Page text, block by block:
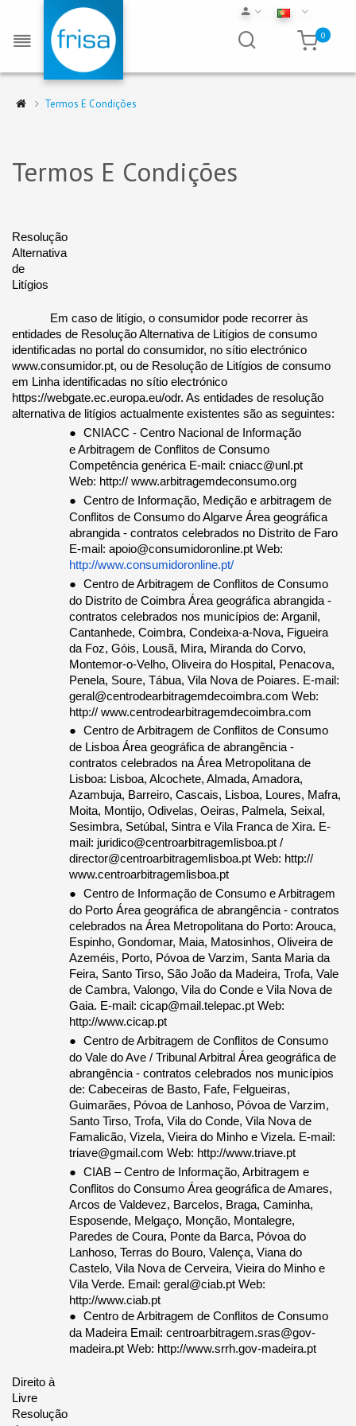
0
Termos E Condições
Termos E Condições
Resolução
Alternativa
de
Litígios
Em caso de litígio, o consumidor pode recorrer às
entidades de Resolução Alternativa de Litígios de consumo
identificadas no portal do consumidor, no sítio electrónico
www.consumidor.pt, ou de Resolução de Litígios de consumo
em Linha identificadas no sítio electrónico
https://webgate.ec.europa.eu/odr. As entidades de resolução
alternativa de litígios actualmente existentes são as seguintes:
● CNIACC - Centro Nacional de Informação
e Arbitragem de Conflitos de Consumo
Competência genérica E-mail: cniacc@unl.pt
Web: http:// www.arbitragemdeconsumo.org
● Centro de Informação, Medição e arbitragem de
Conflitos de Consumo do Algarve Área geográfica
abrangida - contratos celebrados no Distrito de Faro
http://www.consumidoronline.pt/
● Centro de Arbitragem de Conflitos de Consumo
do Distrito de Coimbra Área geográfica abrangida -
contratos celebrados nos municípios de: Arganil,
Cantanhede, Coimbra, Condeixa-a-Nova, Figueira
da Foz, Góis, Lousã, Mira, Miranda do Corvo,
Montemor-o-Velho, Oliveira do Hospital, Penacova,
Penela, Soure, Tábua, Vila Nova de Poiares. E-mail:
geral@centrodearbitragemdecoimbra.com Web:
http:// www.centrodearbitragemdecoimbra.com
● Centro de Arbitragem de Conflitos de Consumo
de Lisboa Área geográfica de abrangência -
contratos celebrados na Área Metropolitana de
Lisboa: Lisboa, Alcochete, Almada, Amadora,
Azambuja, Barreiro, Cascais, Lisboa, Loures, Mafra,
Moita, Montijo, Odivelas, Oeiras, Palmela, Seixal,
Sesimbra, Setúbal, Sintra e Vila Franca de Xira. E-
mail: juridico@centroarbitragemlisboa.pt /
director@centroarbitragemlisboa.pt Web: http://
www.centroarbitragemlisboa.pt
● Centro de Informação de Consumo e Arbitragem
do Porto Área geográfica de abrangência - contratos
celebrados na Área Metropolitana do Porto: Arouca,
Espinho, Gondomar, Maia, Matosinhos, Oliveira de
Azeméis, Porto, Póvoa de Varzim, Santa Maria da
Feira, Santo Tirso, São João da Madeira, Trofa, Vale
de Cambra, Valongo, Vila do Conde e Vila Nova de
Gaia. E-mail: cicap@mail.telepac.pt Web:
http://www.cicap.pt
● Centro de Arbitragem de Conflitos de Consumo
do Vale do Ave / Tribunal Arbitral Área geográfica de
abrangência - contratos celebrados nos municípios
de: Cabeceiras de Basto, Fafe, Felgueiras,
Guimarães, Póvoa de Lanhoso, Póvoa de Varzim,
Santo Tirso, Trofa, Vila do Conde, Vila Nova de
Famalicão, Vizela, Vieira do Minho e Vizela. E-mail:
triave@gmail.com Web: http://www.triave.pt
● CIAB – Centro de Informação, Arbitragem e
Conflitos do Consumo Área geográfica de Amares,
Arcos de Valdevez, Barcelos, Braga, Caminha,
Esposende, Melgaço, Monção, Montalegre,
Paredes de Coura, Ponte da Barca, Póvoa do
Lanhoso, Terras do Bouro, Valença, Viana do
Castelo, Vila Nova de Cerveira, Vieira do Minho e
Vila Verde. Email: geral@ciab.pt Web:
http://www.ciab.pt
● Centro de Arbitragem de Conflitos de Consumo
da Madeira Email: centroarbitragem.sras@gov-
madeira.pt Web: http://www.srrh.gov-madeira.pt
Direito à
Livre
Resolução